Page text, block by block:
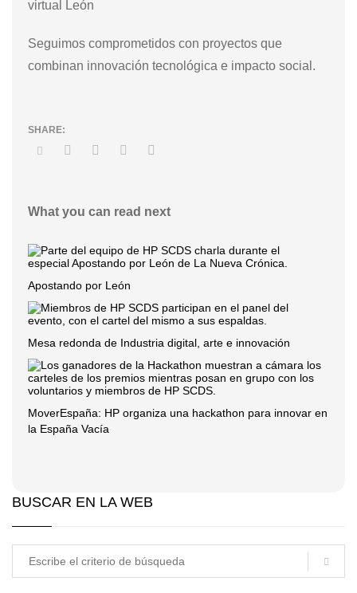
Seguimos comprometidos con proyectos que
combinan innovación tecnológica e impacto social.
What you can read next
Apostando por León
Mesa redonda de Industria digital, arte e innovación
MoverEspaña: HP organiza una hackathon para innovar en
la España Vacía
BUSCAR EN LA WEB